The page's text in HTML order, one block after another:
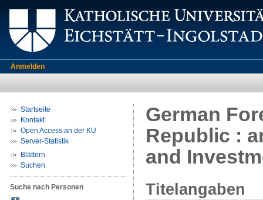
Anmelden
Startseite
Kontakt
Open Access an der KU
Server-Statistik
Blättern
Suchen
Suche nach Personen
German
Republic :
and
Titelangaben